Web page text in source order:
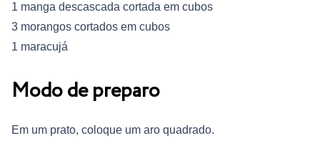
1 manga descascada cortada em cubos
3 morangos cortados em cubos
1 maracujá
Modo de preparo
Em um prato, coloque um aro quadrado.